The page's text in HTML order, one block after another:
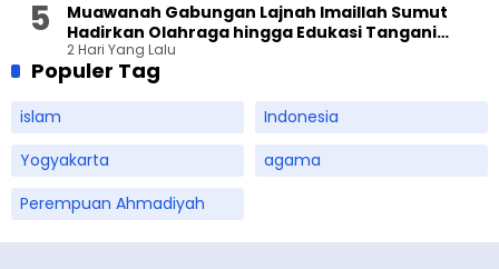
Muawanah Gabungan Lajnah Imaillah Sumut
Hadirkan Olahraga hingga Edukasi Tangani
Sampah
2 Hari Yang Lalu
Populer Tag
islam
Indonesia
Yogyakarta
agama
Perempuan Ahmadiyah